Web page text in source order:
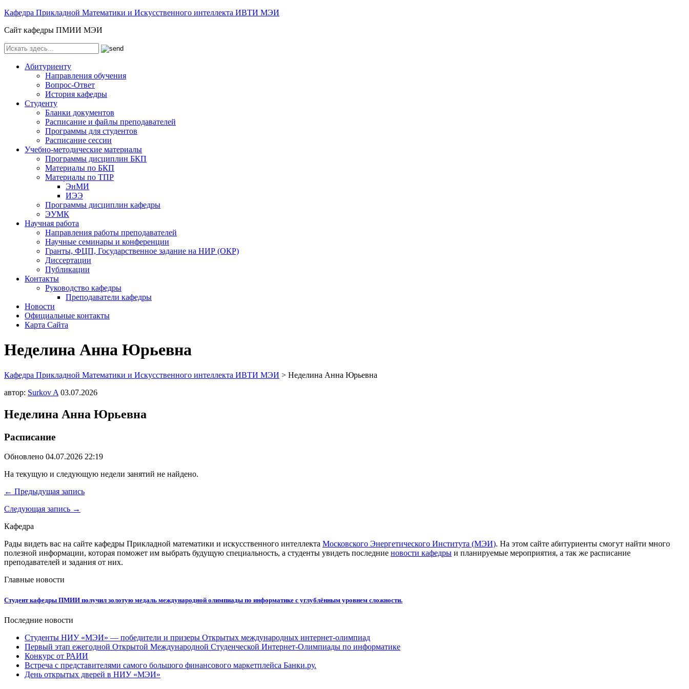
Кафедра Прикладной Математики и Искусственного интеллекта ИВТИ МЭИ
Сайт кафедры ПМИИ МЭИ
Абитуриенту
Направления обучения
Вопрос-Ответ
История кафедры
Студенту
Бланки документов
Расписание и файлы преподавателей
Программы для студентов
Расписание сессии
Учебно-методические материалы
Программы дисциплин БКП
Материалы по БКП
Материалы по ТПР
ЭнМИ
ИЭЭ
Программы дисциплин кафедры
ЭУМК
Научная работа
Направления работы преподавателей
Научные семинары и конференции
Гранты, ФЦП, Государственное задание на НИР (ОКР)
Диссертации
Публикации
Контакты
Руководство кафедры
Преподаватели кафедры
Новости
Официальные контакты
Карта Сайта
Неделина Анна Юрьевна
Кафедра Прикладной Математики и Искусственного интеллекта ИВТИ МЭИ > Неделина Анна Юрьевна
автор: Surkov A 03.07.2026
Неделина Анна Юрьевна
Расписание
Обновлено 04.07.2026 22:19
На текущую и следующую недели занятий не найдено.
← Предыдущая запись
Следующая запись →
Кафедра
Рады видеть вас на сайте кафедры Прикладной математики и искусственного интеллекта Московского Энергетического Института (МЭИ). На этом сайте абитуриенты смогут найти много
полезной информации, которая поможет им выбрать будущую специальность, а студенты увидеть последние новости кафедры и планируемые мероприятия, а так же расписание
преподавателей и задания от них.
Главные новости
Студент кафедры ПМИИ получил золотую медаль международной олимпиады по информатике с углублённым уровнем сложности.
Последние новости
Студенты НИУ «МЭИ» — победители и призеры Открытых международных интернет-олимпиад
Первый этап ежегодной Открытой Международной Студенческой Интернет-Олимпиады по информатике
Конкурс от РАИИ
Встреча с представителями самого большого финансового маркетплейса Банки.ру.
День открытых дверей в НИУ «МЭИ»